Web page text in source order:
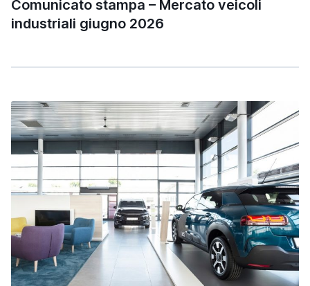
Comunicato stampa – Mercato veicoli
industriali giugno 2026